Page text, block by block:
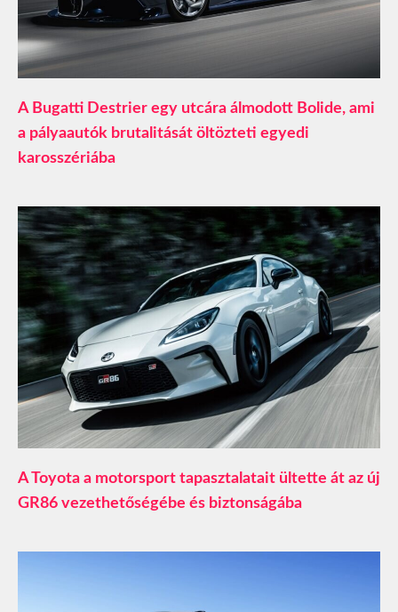
A Bugatti Destrier egy utcára álmodott Bolide, ami
a pályaautók brutalitását öltözteti egyedi
karosszériába
A Toyota a motorsport tapasztalatait ültette át az új
GR86 vezethetőségébe és biztonságába